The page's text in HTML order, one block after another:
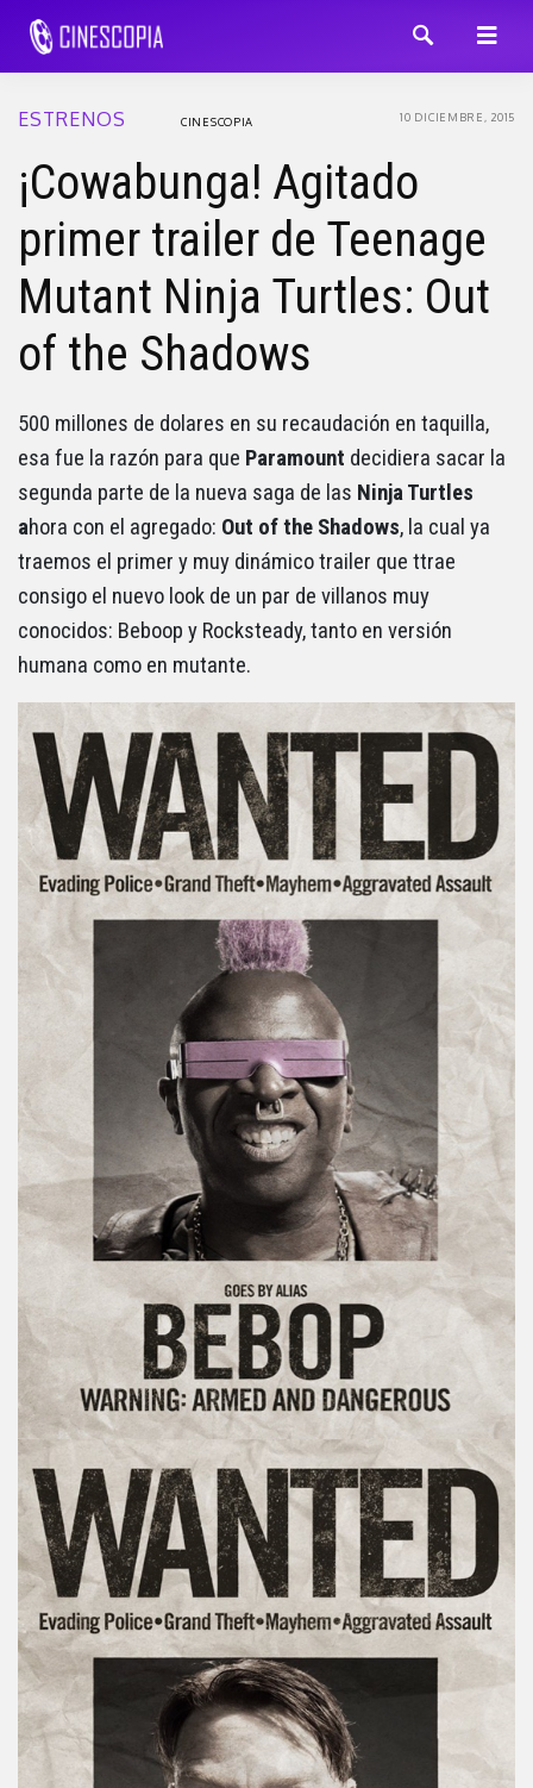
ESTRENOS 10 DICIEMBRE, 2015
CINESCOPIA
¡Cowabunga! Agitado
primer trailer de Teenage
Mutant Ninja Turtles: Out
of the Shadows
500 millones de dolares en su recaudación en taquilla,
esa fue la razón para que Paramount decidiera sacar la
segunda parte de la nueva saga de las Ninja Turtles
ahora con el agregado: Out of the Shadows, la cual ya
traemos el primer y muy dinámico trailer que ttrae
consigo el nuevo look de un par de villanos muy
conocidos: Beboop y Rocksteady, tanto en versión
humana como en mutante.